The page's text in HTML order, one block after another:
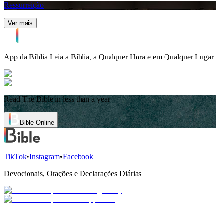
Ressurreição
Ver mais
App da Bíblia Leia a Bíblia, a Qualquer Hora e em Qualquer Lugar
Read The Bible in less than a year
Bible Online
TikTok•Instagram•Facebook
Devocionais, Orações e Declarações Diárias